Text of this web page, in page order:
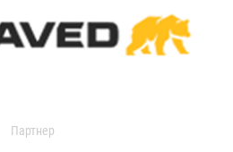
Партнер